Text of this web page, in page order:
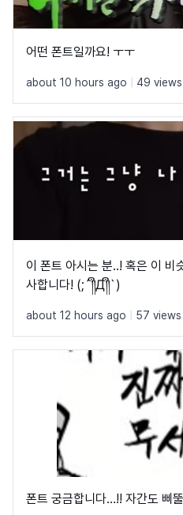
어떤 폰트일까요! ㅜㅜ
about 10 hours ago 49 views
이 폰트 아시는 분..! 혹은 이 비
사합니다! (;´༎ຶД༎ຶ`)
about 12 hours ago 57 views
폰트 궁금합니다…!! 자간도 삐